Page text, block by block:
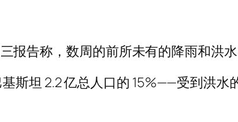
报告称，数周的前所未有的降雨和洪水
斯坦 2.2 亿总人口的 15%——受到洪